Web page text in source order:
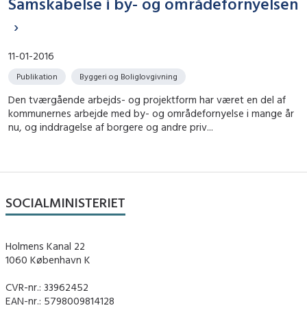
11-01-2016
Publikation Byggeri og Boliglovgivning
Den tværgående arbejds- og projektform har været en del af
kommunernes arbejde med by- og områdefornyelse i mange år
nu, og inddragelse af borgere og andre priv...
SOCIALMINISTERIET
Holmens Kanal 22
1060 København K
CVR-nr.: 33962452
EAN-nr.: 5798009814128